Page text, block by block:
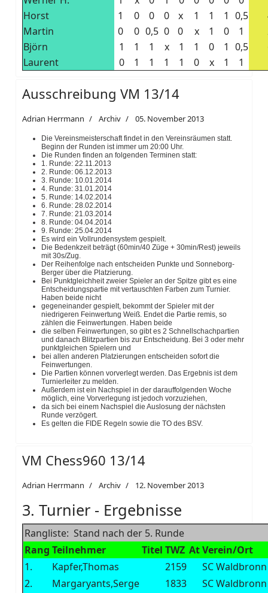
Horst
1 0 0 0 x 1 1 1 0,5
Martin
0 0 0,5 0 0 x 1 0 1
Björn
1 1 1 x 1 1 0 1 0,5
Laurent
0 1 1 1 1 0 x 1 1
Ausschreibung VM 13/14
Adrian Herrmann Archiv 05. November 2013
Die Vereinsmeisterschaft findet in den Vereinsräumen statt.
Beginn der Runden ist immer um 20:00 Uhr.
Die Runden finden an folgenden Terminen statt:
1. Runde: 22.11.2013
2. Runde: 06.12.2013
3. Runde: 10.01.2014
4. Runde: 31.01.2014
5. Runde: 14.02.2014
6. Runde: 28.02.2014
7. Runde: 21.03.2014
8. Runde: 04.04.2014
9. Runde: 25.04.2014
Es wird ein Vollrundensystem gespielt.
Die Bedenkzeit beträgt (60min/40 Züge + 30min/Rest) jeweils
mit 30s/Zug.
Der Reihenfolge nach entscheiden Punkte und Sonneborg-
Berger über die Platzierung.
Bei Punktgleichheit zweier Spieler an der Spitze gibt es eine
Entscheidungspartie mit vertauschten Farben zum Turnier.
Haben beide nicht
gegeneinander gespielt, bekommt der Spieler mit der
niedrigeren Feinwertung Weiß. Endet die Partie remis, so
zählen die Feinwertungen. Haben beide
die selben Feinwertungen, so gibt es 2 Schnellschachpartien
und danach Blitzpartien bis zur Entscheidung. Bei 3 oder mehr
punktgleichen Spielern und
bei allen anderen Platzierungen entscheiden sofort die
Feinwertungen.
Die Partien können vorverlegt werden. Das Ergebnis ist dem
Turnierleiter zu melden.
Außerdem ist ein Nachspiel in der darauffolgenden Woche
möglich, eine Vorverlegung ist jedoch vorzuziehen,
da sich bei einem Nachspiel die Auslosung der nächsten
Runde verzögert.
Es gelten die FIDE Regeln sowie die TO des BSV.
VM Chess960 13/14
Adrian Herrmann Archiv 12. November 2013
3. Turnier - Ergebnisse
Rangliste: Stand nach der 5. Runde
Rang Teilnehmer Titel TWZ AtVerein/Ort
1.
Kapfer,Thomas 2159
SC Waldbronn
2.
Margaryants,Serge 1833
SC Waldbronn